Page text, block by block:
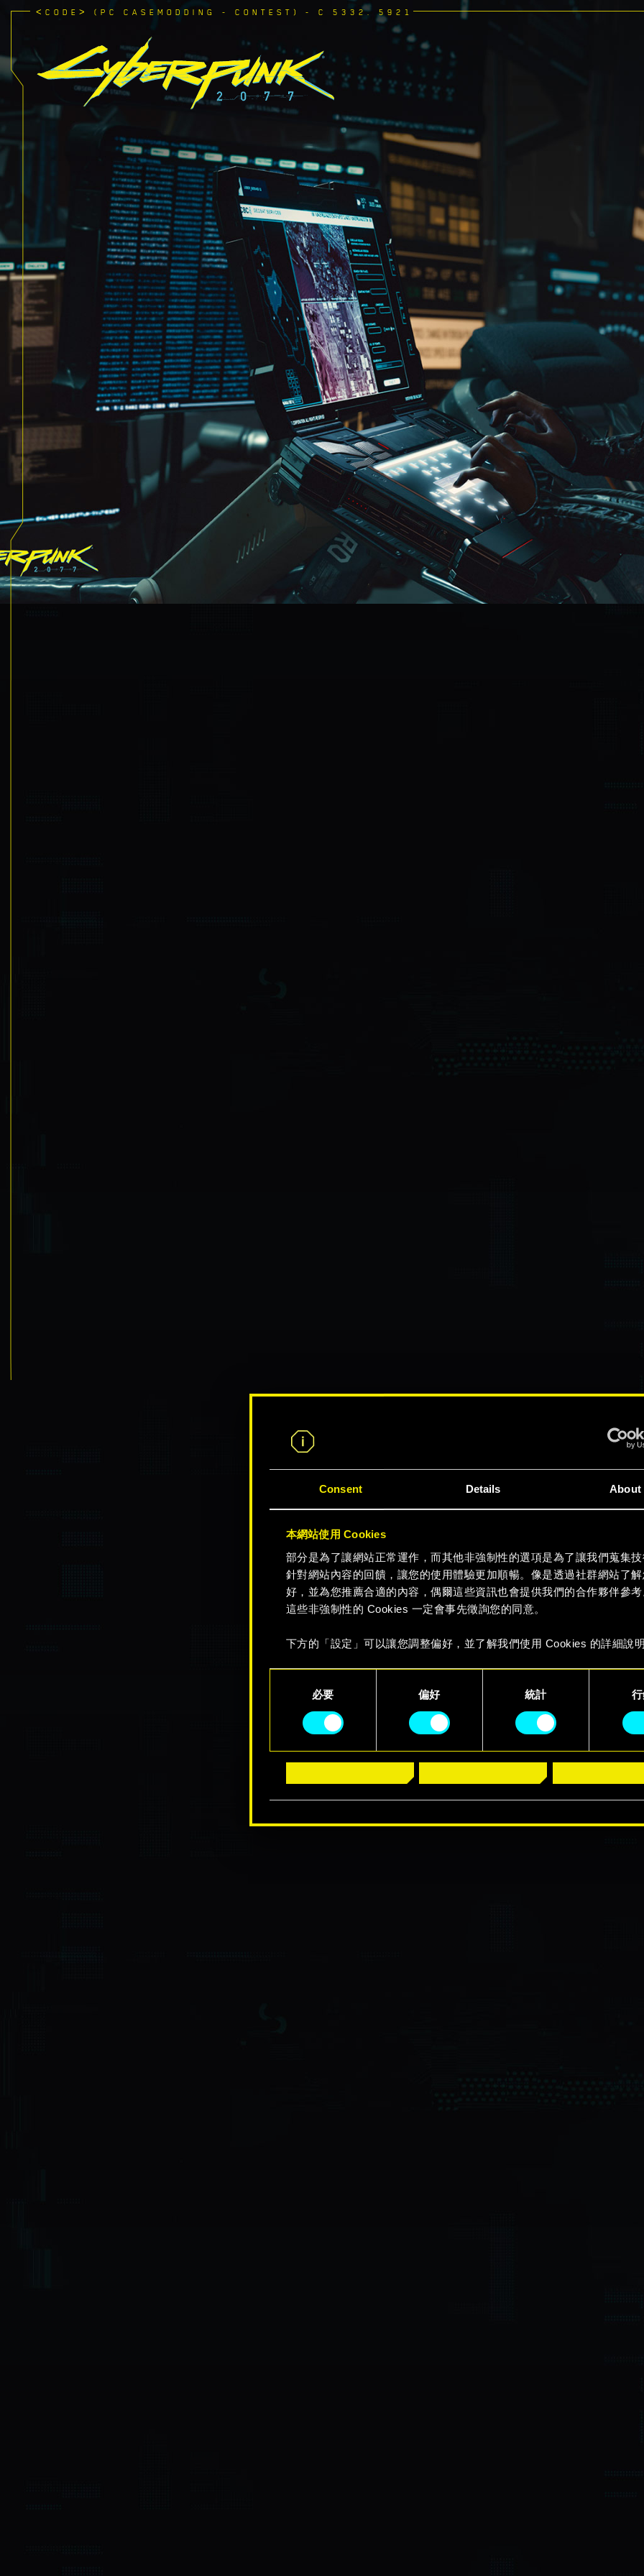
Consent Details About
本網站使用 Cookies
部分是為了讓網站正常運作，而其他非強制性的選項是為了讓我們蒐集
針對網站內容的回饋，讓您的使用體驗更加順暢。像是透過社群網站了
好，並為您推薦合適的內容，偶爾這些資訊也會提供我們的合作夥伴參
這些非強制性的 Cookies 一定會事先徵詢您的同意。
下方的「設定」可以讓您調整偏好，並了解我們使用 Cookies 的詳細說
Selection必要 偏好 統計
< CODE > (PC CASEMODDING - CONTEST) - C 5332. 5921
觀看宣傳影片